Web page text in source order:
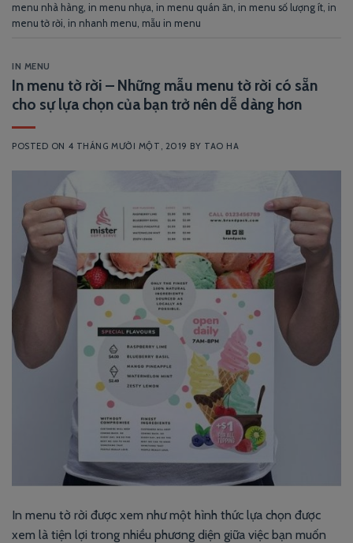
menu nhà hàng in menu nhựa in menu quán ăn in menu số lượng ít in
menu tờ rời in nhanh menu mẫu in menu
IN MENU
In menu tờ rời – Những mẫu menu tờ rời có sẵn
cho sự lựa chọn của bạn trở nên dễ dàng hơn
POSTED ON 4 THÁNG MƯỜI MỘT, 2019 BY TAO HA
In menu tờ rời được xem như một hình thức lựa chọn được
xem là tiện lợi trong nhiều phương diện giữa việc bạn muốn